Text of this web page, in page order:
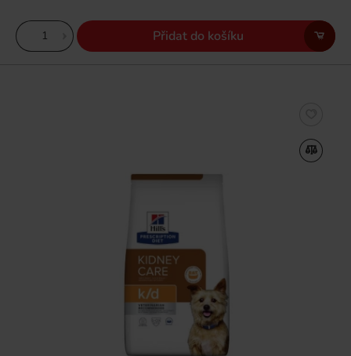
Přidat do košíku